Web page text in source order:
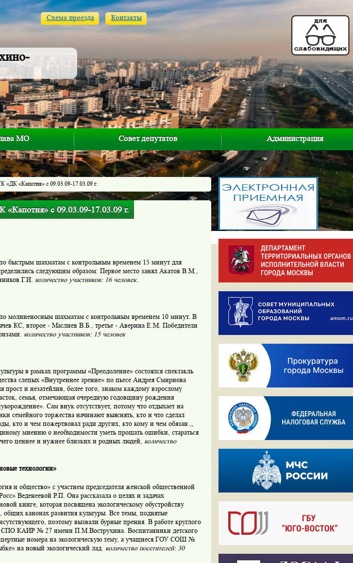
Схема проезда Контакты
МО Совет депутатов Администрация
«ДК «Капотня» с 09.03.09-17.03.09 г.
с 09.03.09-17.03.09 г.
быстрым шахматам с контрольным временем 15 минут для
следующим образом: Первое место занял Акатов В.М.,
Г.И. количество участников: 16 человек.
по молниеносным шахматам с контрольным временем 10 минут. В
КС, второе - Маслиев В.Б., третье - Аверина Е.М. Победители
количество участников: 15 человек
в рамках программы «Преодоление» состоялся спектакль
слепых «Внутреннее зрение» по пьесе Андрея Смирнова
и незатейлив, более того, знаком каждому взрослому
семья, отмечающая очередную годовщину рождения
Сам внук отсутствует, потому что отдыхает на
семейного торжества начинают выяснять, кто и что сделал
кто и чем пожертвовал ради других, кто кому и чем обязан.,,
мнению о необходимости уметь прощать ошибки, стараться
ценнее и нужнее близких и родных людей, количество
технологии»
и общество» с участием председателя женской общественной
Веденеевой Р.П. Она рассказала о целях и задачах
книге, которая посвящена экологическому обустройству
общих канонах развития культуры. Все темы, поднятые
поэтому вызвали бурные прения. В работе круглого
СПО КАИР № 27 имени П.М.Вострухина. Воспитанники детского
номера на экологическую тему, а учащиеся ГОУ СОШ №
на новый экологический лад. количество посетителей: 30